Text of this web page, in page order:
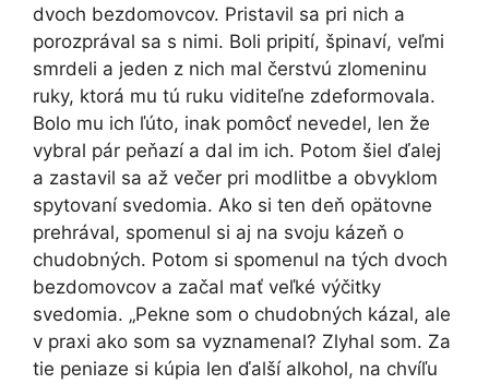
dvoch bezdomovcov. Pristavil sa pri nich a
porozprával sa s nimi. Boli pripití, špinaví, veľmi
smrdeli a jeden z nich mal čerstvú zlomeninu
ruky, ktorá mu tú ruku viditeľne zdeformovala.
Bolo mu ich ľúto, inak pomôcť nevedel, len že
vybral pár peňazí a dal im ich. Potom šiel ďalej
a zastavil sa až večer pri modlitbe a obvyklom
spytovaní svedomia. Ako si ten deň opätovne
prehrával, spomenul si aj na svoju kázeň o
chudobných. Potom si spomenul na tých dvoch
bezdomovcov a začal mať veľké výčitky
svedomia. „Pekne som o chudobných kázal, ale
v praxi ako som sa vyznamenal? Zlyhal som. Za
tie peniaze si kúpia len ďalší alkohol, na chvíľu